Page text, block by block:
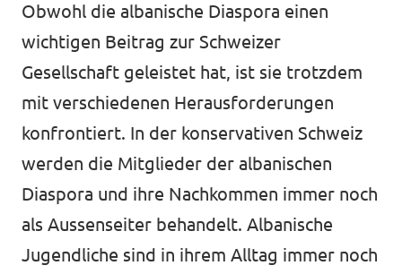
Obwohl die albanische Diaspora einen
wichtigen Beitrag zur Schweizer
Gesellschaft geleistet hat, ist sie trotzdem
mit verschiedenen Herausforderungen
konfrontiert. In der konservativen Schweiz
werden die Mitglieder der albanischen
Diaspora und ihre Nachkommen immer noch
als Aussenseiter behandelt. Albanische
Jugendliche sind in ihrem Alltag immer noch